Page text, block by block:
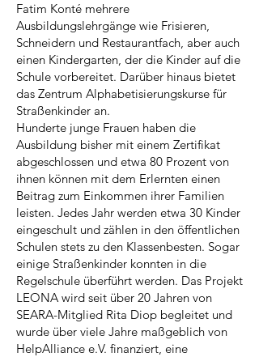
Fatim Konté mehrere
Ausbildungslehrgänge wie Frisieren,
Schneidern und Restaurantfach, aber auch
einen Kindergarten, der die Kinder auf die
Schule vorbereitet. Darüber hinaus bietet
das Zentrum Alphabetisierungskurse für
Straßenkinder an.
Hunderte junge Frauen haben die
Ausbildung bisher mit einem Zertifikat
abgeschlossen und etwa 80 Prozent von
ihnen können mit dem Erlernten einen
Beitrag zum Einkommen ihrer Familien
leisten. Jedes Jahr werden etwa 30 Kinder
eingeschult und zählen in den öffentlichen
Schulen stets zu den Klassenbesten. Sogar
einige Straßenkinder konnten in die
Regelschule überführt werden. Das Projekt
LEONA wird seit über 20 Jahren von
SEARA-Mitglied Rita Diop begleitet und
wurde über viele Jahre maßgeblich von
HelpAlliance e.V. finanziert, eine